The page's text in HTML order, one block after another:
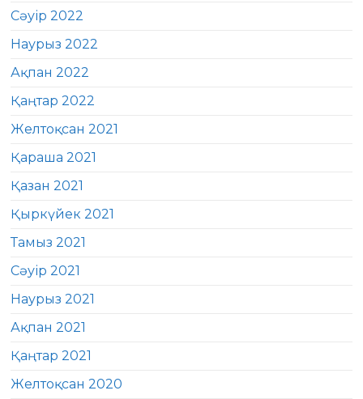
Сәуір 2022
Наурыз 2022
Ақпан 2022
Қаңтар 2022
Желтоқсан 2021
Қараша 2021
Қазан 2021
Қыркүйек 2021
Тамыз 2021
Сәуір 2021
Наурыз 2021
Ақпан 2021
Қаңтар 2021
Желтоқсан 2020